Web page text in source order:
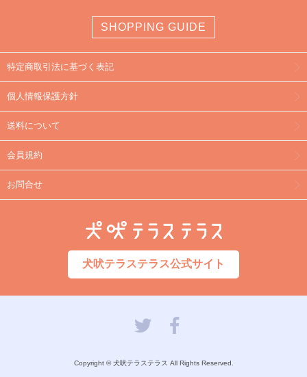
SHOPPING GUIDE
特定商取引法に基づく表記
個人情報保護方針
送料について
会員規約
お問合せ
犬吠テラステラス公式サイト
Copyright © 犬吠テラステラス All Rights Reserved.